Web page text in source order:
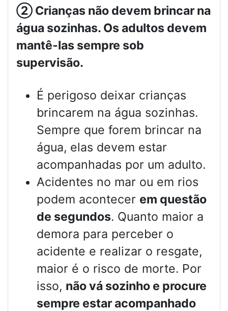
② Crianças não devem brincar na
água sozinhas. Os adultos devem
mantê-las sempre sob
supervisão.
É perigoso deixar crianças
brincarem na água sozinhas.
Sempre que forem brincar na
água, elas devem estar
acompanhadas por um adulto.
Acidentes no mar ou em rios
podem acontecer em questão
de segundos. Quanto maior a
demora para perceber o
acidente e realizar o resgate,
maior é o risco de morte. Por
isso, não vá sozinho e procure
sempre estar acompanhado